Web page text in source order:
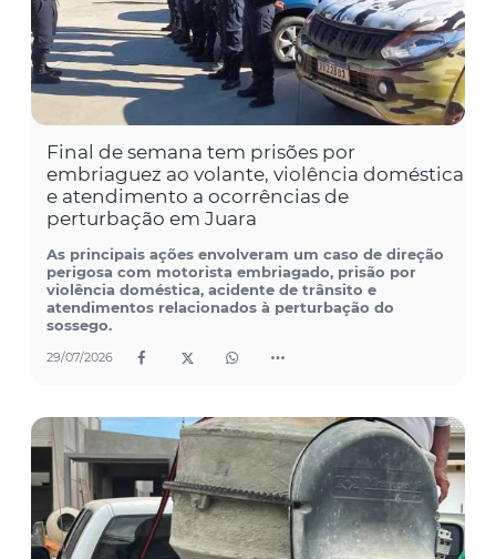
Final de semana tem prisões por
embriaguez ao volante, violência doméstica
e atendimento a ocorrências de
perturbação em Juara
As principais ações envolveram um caso de direção
perigosa com motorista embriagado, prisão por
violência doméstica, acidente de trânsito e
atendimentos relacionados à perturbação do
sossego.
29/07/2026